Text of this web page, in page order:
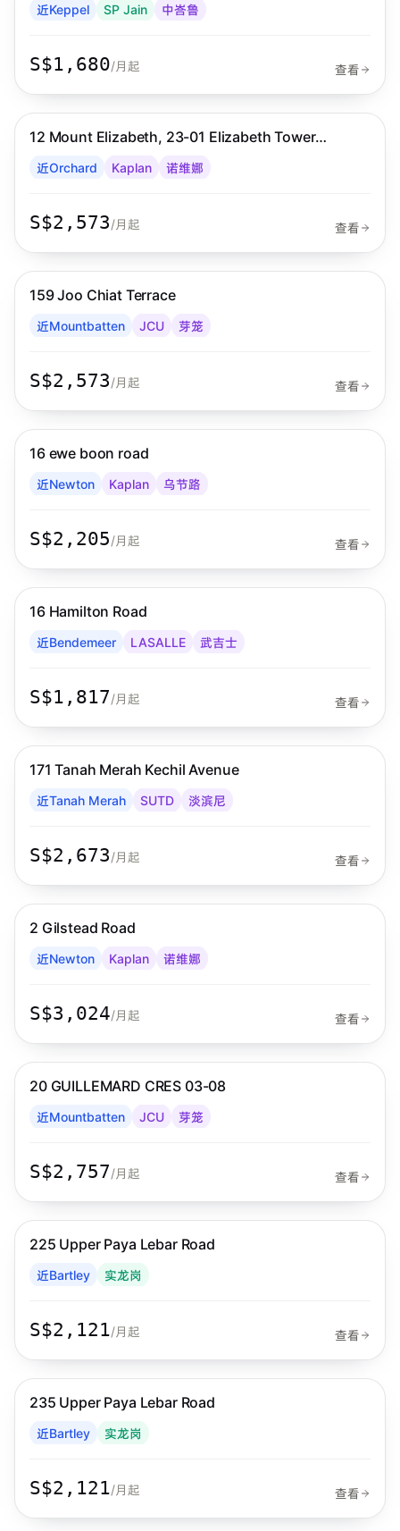
近Keppel SP Jain 中峇鲁
S$1,680/月起 查看
Habyt
步行 9 分钟到 MRT 诺维娜
12 Mount Elizabeth, 23-01 Elizabeth Tower
近Orchard Kaplan 诺维娜
S$2,573/月起 查看
Habyt
步行 7 分钟到 MRT 芽笼
159 Joo Chiat Terrace
近Mountbatten JCU 芽笼
S$2,573/月起 查看
Habyt
步行 11 分钟到 MRT 乌节路
16 ewe boon road
近Newton Kaplan 乌节路
S$2,205/月起 查看
Habyt
步行 5 分钟到 MRT 武吉士
16 Hamilton Road
近Bendemeer LASALLE 武吉士
S$1,817/月起 查看
Habyt
步行 7 分钟到 MRT 淡滨尼
171 Tanah Merah Kechil Avenue
近Tanah Merah SUTD 淡滨尼
S$2,673/月起 查看
Habyt
步行 2 分钟到 MRT 诺维娜
2 Gilstead Road
近Newton Kaplan 诺维娜
S$3,024/月起 查看
Habyt
步行 7 分钟到 MRT 芽笼
20 GUILLEMARD CRES 03-08
近Mountbatten JCU 芽笼
S$2,757/月起 查看
Habyt
步行 6 分钟到 MRT 实龙岗
225 Upper Paya Lebar Road
近Bartley 实龙岗
S$2,121/月起 查看
Habyt
步行 5 分钟到 MRT 实龙岗
235 Upper Paya Lebar Road
近Bartley 实龙岗
S$2,121/月起
查看
步行 24 分钟到 MRT
实龙岗